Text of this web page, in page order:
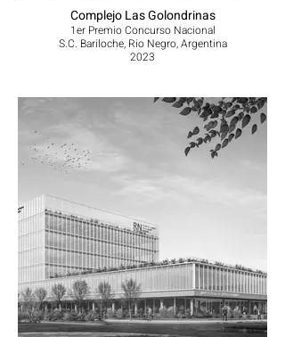
Complejo Las Golondrinas
1er Premio Concurso Nacional
S.C. Bariloche, Rio Negro, Argentina
2023